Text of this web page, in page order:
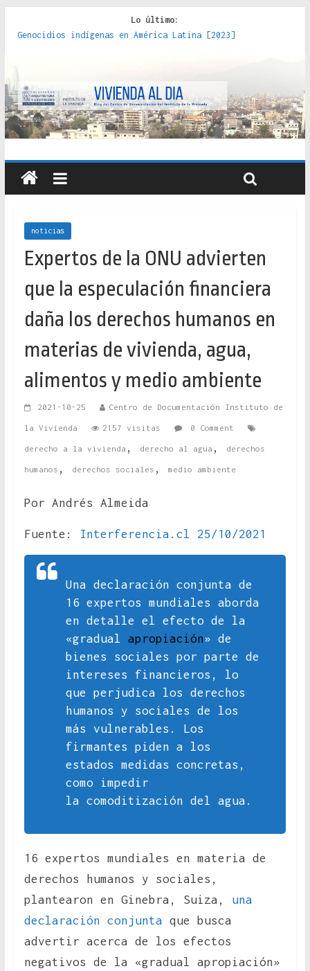
Lo último:
Genocidios indígenas en América Latina [2023]
políticas, prácticas y representaciones [2022]
crítica de las fronteras latinoamericanas [2020]
Criterios técnicos para una vivienda adecuada [2019]
Red de consultorios de la Caja del Seguro Obrero en
Santiago : un patrimonio emblemático [2014]
noticias
Expertos de la ONU advierten
que la especulación financiera
daña los derechos humanos en
materias de vivienda, agua,
alimentos y medio ambiente
2021-10-25 Centro de Documentación Instituto de
la Vivienda 2157 visitas 0 Comment
derecho a la vivienda , derecho al agua , derechos
humanos , derechos sociales , medio ambiente
Por Andrés Almeida
Fuente: Interferencia.cl 25/10/2021
Una declaración conjunta de
16 expertos mundiales aborda
en detalle el efecto de la
«gradual apropiación» de
bienes sociales por parte de
intereses financieros, lo
que perjudica los derechos
humanos y sociales de los
más vulnerables. Los
firmantes piden a los
estados medidas concretas,
como impedir
la comoditización del agua.
16 expertos mundiales en materia de
derechos humanos y sociales,
plantearon en Ginebra, Suiza, una
declaración conjunta que busca
advertir acerca de los efectos
negativos de la «gradual apropiación»